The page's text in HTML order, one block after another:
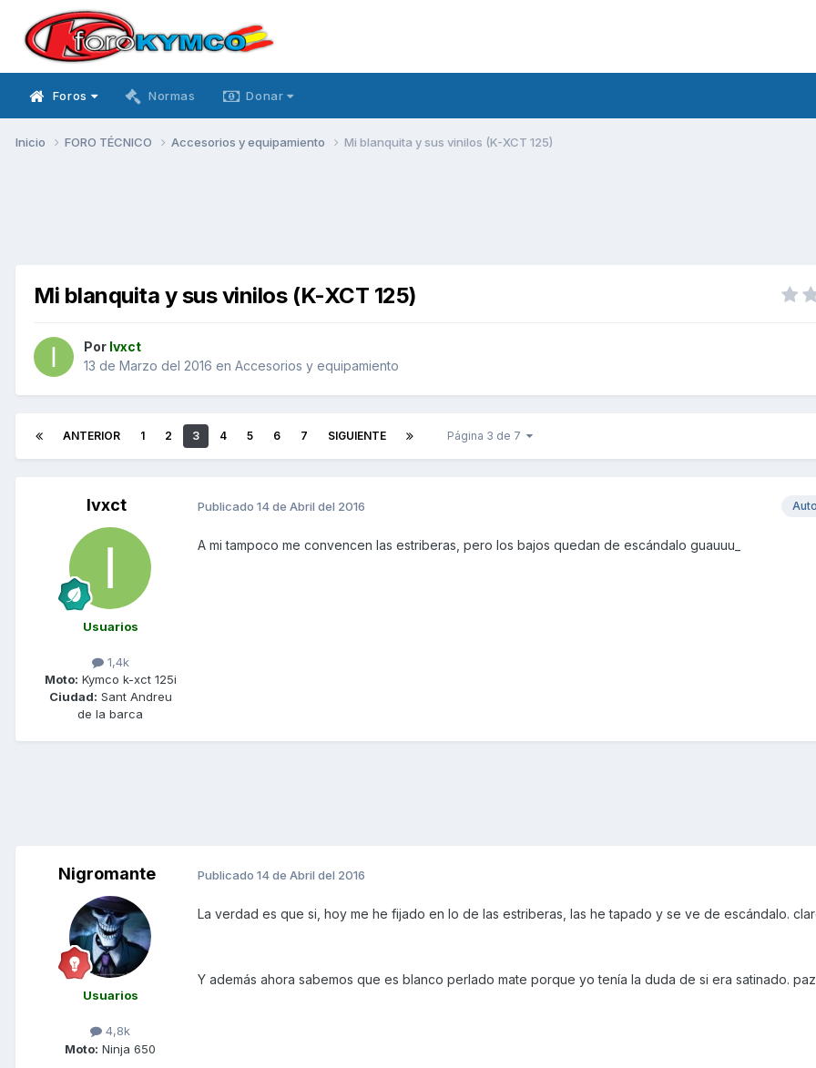
Foros Normas Donar
Inicio FORO TÉCNICO Accesorios y equipamiento Mi blanquita y sus vinilos (K-XCT 125)
Mi blanquita y sus vinilos (K-XCT 125)
Por Ivxct
13 de Marzo del 2016 en Accesorios y equipamiento
ANTERIOR 1 2 3 4 5 6 7 SIGUIENTE Página 3 de 7
Ivxct
Usuarios
1,4k
Moto: Kymco k-xct 125i
Ciudad: Sant Andreu
de la barca
Publicado 14 de Abril del 2016
A mi tampoco me convencen las estriberas, pero los bajos quedan de escándalo guauuu_
Nigromante
Usuarios
4,8k
Moto: Ninja 650
Publicado 14 de Abril del 2016
La verdad es que si, hoy me he fijado en lo de las estriberas, las he tapado y se ve de escándalo.
Y además ahora sabemos que es blanco perlado mate porque yo tenía la duda de si era satinado.